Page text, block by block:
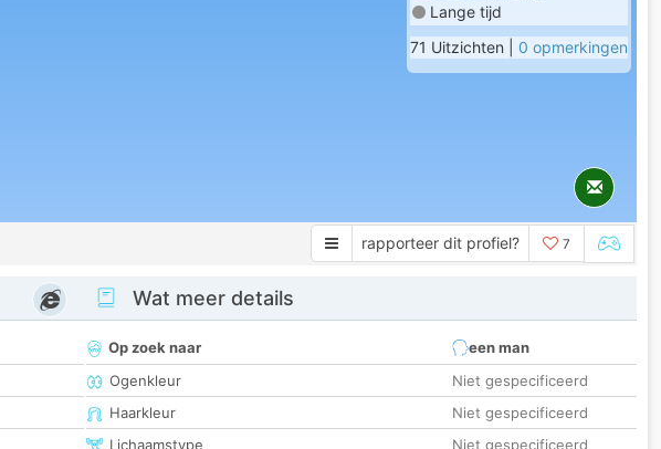
Lange tijd
71 Uitzichten | 0 opmerkingen
rapporteer dit profiel? 7
Wat meer details
Op zoek naar
een man
Ogenkleur
Niet gespecificeerd
Haarkleur
Niet gespecificeerd
Lichaamstype
Niet gespecificeerd